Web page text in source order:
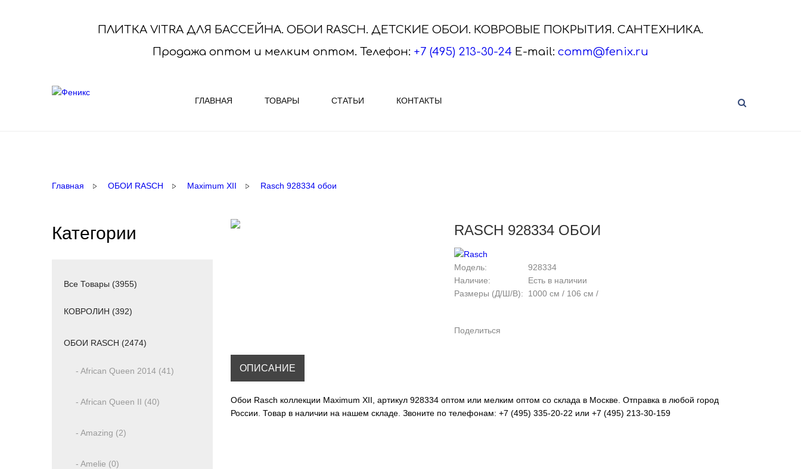
ПЛИТКА VITRA ДЛЯ БАССЕЙНА. ОБОИ RASCH. ДЕТСКИЕ ОБОИ. КОВРОВЫЕ ПОКРЫТИЯ. САНТЕХНИКА.
Продажа оптом и мелким оптом. Телефон: +7 (495) 213-30-24 E-mail: comm@fenix.ru
ГЛАВНАЯ ТОВАРЫ
купите его у нас со склада или под заказ
выбор фактур и рисунков Наиболее
СТАТЬИ КОНТАКТЫ
Главная ОБОИ RASCH Maximum XII Rasch 928334 обои
Категории
Все Товары (3955)
КОВРОЛИН (392)
ОБОИ RASCH (2474)
- African Queen 2014 (41)
- African Queen II (40)
- Amazing (2)
- Amelie (0)
RASCH 928334 ОБОИ
Модель:
928334
Наличие:
Есть в наличии
Размеры (Д/Ш/В):
1000 см / 106 см /
Поделиться
ОПИСАНИЕ
Обои Rasch коллекции Maximum XII, артикул 928334 оптом или мелким оптом со склада в Москве. Отправка в любой город
России. Товар в наличии на нашем складе. Звоните по телефонам: +7 (495) 335-20-22 или +7 (495) 213-30-159